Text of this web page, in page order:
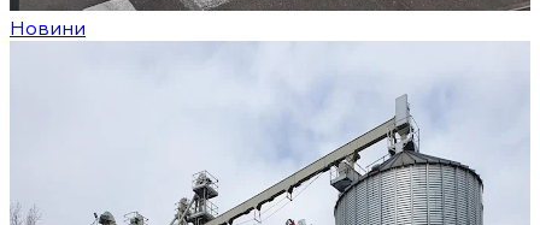
Новини